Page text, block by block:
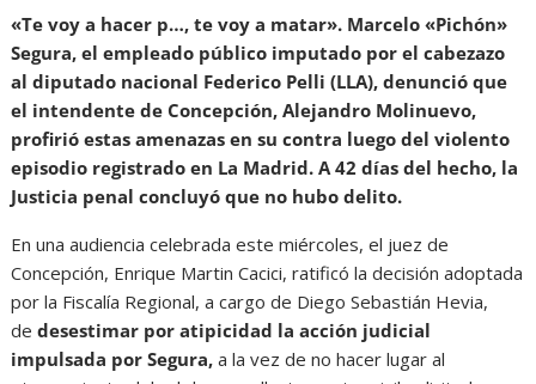
«Te voy a hacer p…, te voy a matar». Marcelo «Pichón»
Segura, el empleado público imputado por el cabezazo
al diputado nacional Federico Pelli (LLA), denunció que
el intendente de Concepción, Alejandro Molinuevo,
profirió estas amenazas en su contra luego del violento
episodio registrado en La Madrid. A 42 días del hecho, la
Justicia penal concluyó que no hubo delito.
En una audiencia celebrada este miércoles, el juez de
Concepción, Enrique Martin Cacici, ratificó la decisión adoptada
por la Fiscalía Regional, a cargo de Diego Sebastián Hevia,
dedesestimar por atipicidad la acción judicial
impulsada por Segura, a la vez de no hacer lugar al